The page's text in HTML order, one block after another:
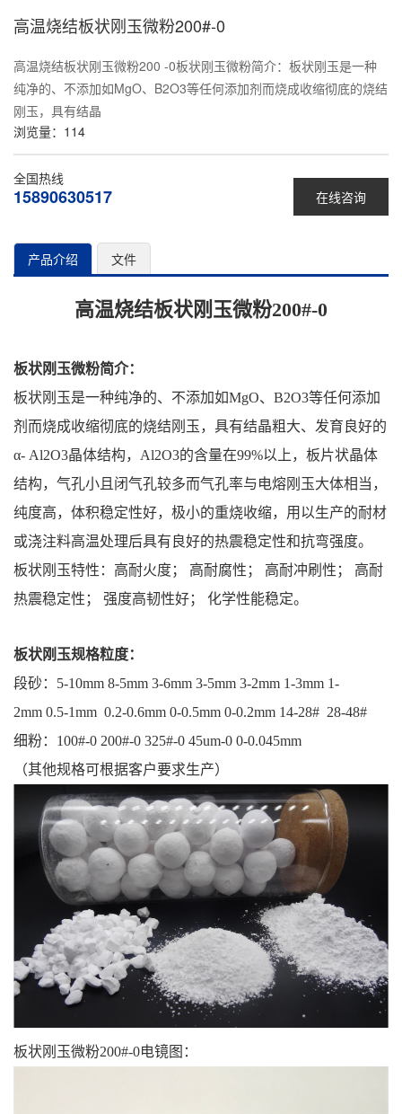
高温烧结板状刚玉微粉200#-0
高温烧结板状刚玉微粉200 -0板状刚玉微粉简介：板状刚玉是一种
纯净的、不添加如MgO、B2O3等任何添加剂而烧成收缩彻底的烧结
刚玉，具有结晶
浏览量： 114
在线咨询
全国热线
15890630517
产品介绍 文件
高温烧结板状刚玉微粉200#-0
板状刚玉微粉简介：
板状刚玉是一种纯净的、不添加如MgO、B2O3等任何添加
剂而烧成收缩彻底的烧结刚玉，具有结晶粗大、发育良好的
α- Al2O3晶体结构，Al2O3的含量在99%以上，板片状晶体
结构，气孔小且闭气孔较多而气孔率与电熔刚玉大体相当，
纯度高，体积稳定性好，极小的重烧收缩，用以生产的耐材
或浇注料高温处理后具有良好的热震稳定性和抗弯强度。
板状刚玉特性：高耐火度； 高耐腐性； 高耐冲刷性； 高耐
热震稳定性； 强度高韧性好； 化学性能稳定。
板状刚玉规格粒度：
段砂：5-10mm 8-5mm 3-6mm 3-5mm 3-2mm 1-3mm 1-
2mm 0.5-1mm 0.2-0.6mm 0-0.5mm 0-0.2mm 14-28# 28-48#
细粉：100#-0 200#-0 325#-0 45um-0 0-0.045mm
（其他规格可根据客户要求生产）
板状刚玉微粉200#-0电镜图：